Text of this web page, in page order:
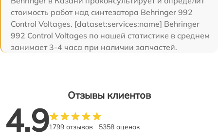
стоимость работ над синтезатора Behringer 992
Control Voltages. [dataset:services:name] Behringer
992 Control Voltages по нашей статистике в среднем
занимает 3-4 часа при наличии запчастей.
Отзывы клиентов
4.91799 отзывов 5358 оценок